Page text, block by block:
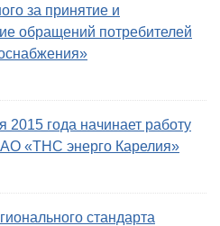
за принятие и
обращений потребителей
2015 года начинает работу
«ТНС энерго Карелия»
стандарта